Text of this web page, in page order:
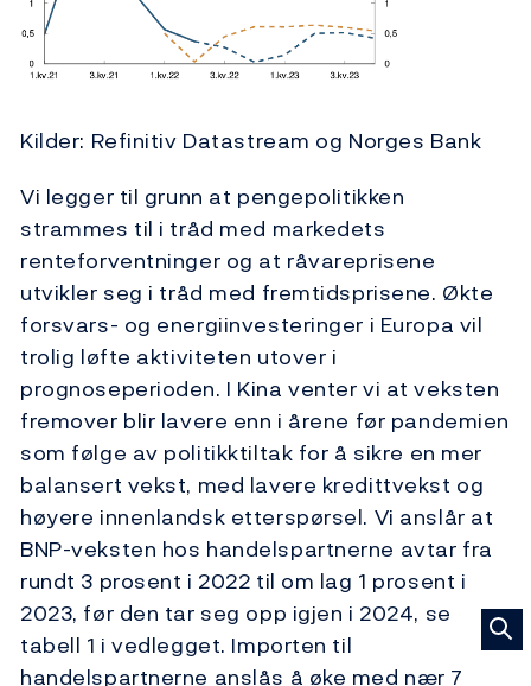
Kilder: Refinitiv Datastream og Norges Bank
Vi legger til grunn at pengepolitikken
strammes til i tråd med markedets
renteforventninger og at råvareprisene
utvikler seg i tråd med fremtidsprisene. Økte
forsvars- og energiinvesteringer i Europa vil
trolig løfte aktiviteten utover i
prognoseperioden. I Kina venter vi at veksten
fremover blir lavere enn i årene før pandemien
som følge av politikktiltak for å sikre en mer
balansert vekst, med lavere kredittvekst og
høyere innenlandsk etterspørsel. Vi anslår at
BNP-veksten hos handelspartnerne avtar fra
rundt 3 prosent i 2022 til om lag 1 prosent i
2023, før den tar seg opp igjen i 2024, se
tabell 1 i vedlegget. Importen til
handelspartnerne anslås å øke med nær 7